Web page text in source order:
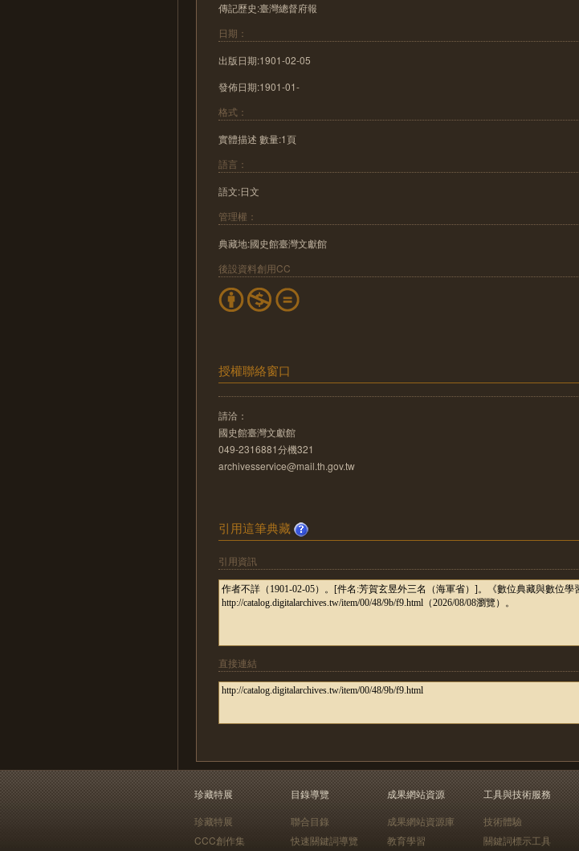
傳記歷史:臺灣總督府報
日期：
出版日期:1901-02-05
發佈日期:1901-01-
格式：
實體描述 數量:1頁
語言：
語文:日文
管理權：
典藏地:國史館臺灣文獻館
後設資料創用CC
授權聯絡窗口
請洽：
國史館臺灣文獻館
049-2316881分機321
archivesservice@mail.th.gov.tw
引用這筆典藏
引用資訊
直接連結
珍藏特展
珍藏特展
CCC創作集
目錄導覽
聯合目錄
快速關鍵詞導覽
成果網站資源
成果網站資源庫
教育學習
工具與技術服務
技術體驗
關鍵詞標示工具